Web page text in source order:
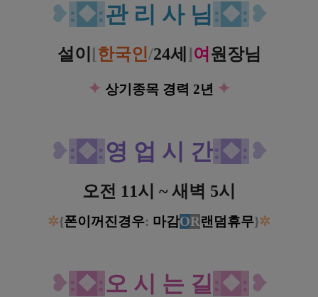
❥:❖:관 리 사 님:❖: ❥
설이 [한국인/24세 ]여 원장님
✦ 상기종목 경력 2년 ✦
❥:❖:영 업 시 간:❖: ❥
오전 11시 ~ 새벽 5시
✲{폰이꺼진경우: 마감OR랜덤휴무}✲
❥ ❖ 오 시 는 길 ❖ ❥